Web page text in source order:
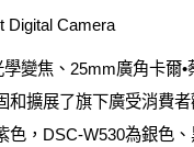
Digital Camera
學變焦、25mm廣角卡爾
和擴展了旗下廣受消費
色，DSC-W530為銀色